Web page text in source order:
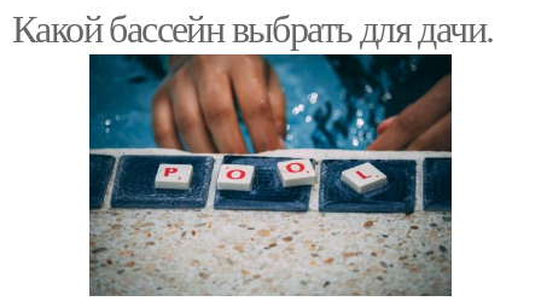
Какой бассейн выбрать для дачи.